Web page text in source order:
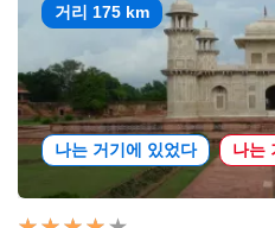
거리 175 km
나는 거기에 있었다 나는